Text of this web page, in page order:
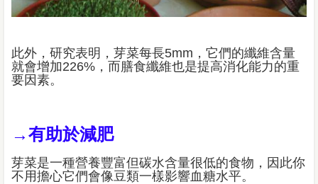
此外，研究表明，芽菜每長5mm，它們的纖維含量
就會增加226%，而膳食纖維也是提高消化能力的重
要因素。
→有助於減肥
芽菜是一種營養豐富但碳水含量很低的食物，因此你
不用擔心它們會像豆類一樣影響血糖水平。